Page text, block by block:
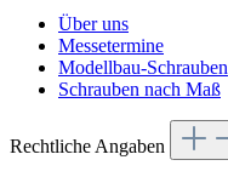
Über uns
Messetermine
Modellbau-Schrauben
Schrauben nach Maß
Rechtliche Angaben